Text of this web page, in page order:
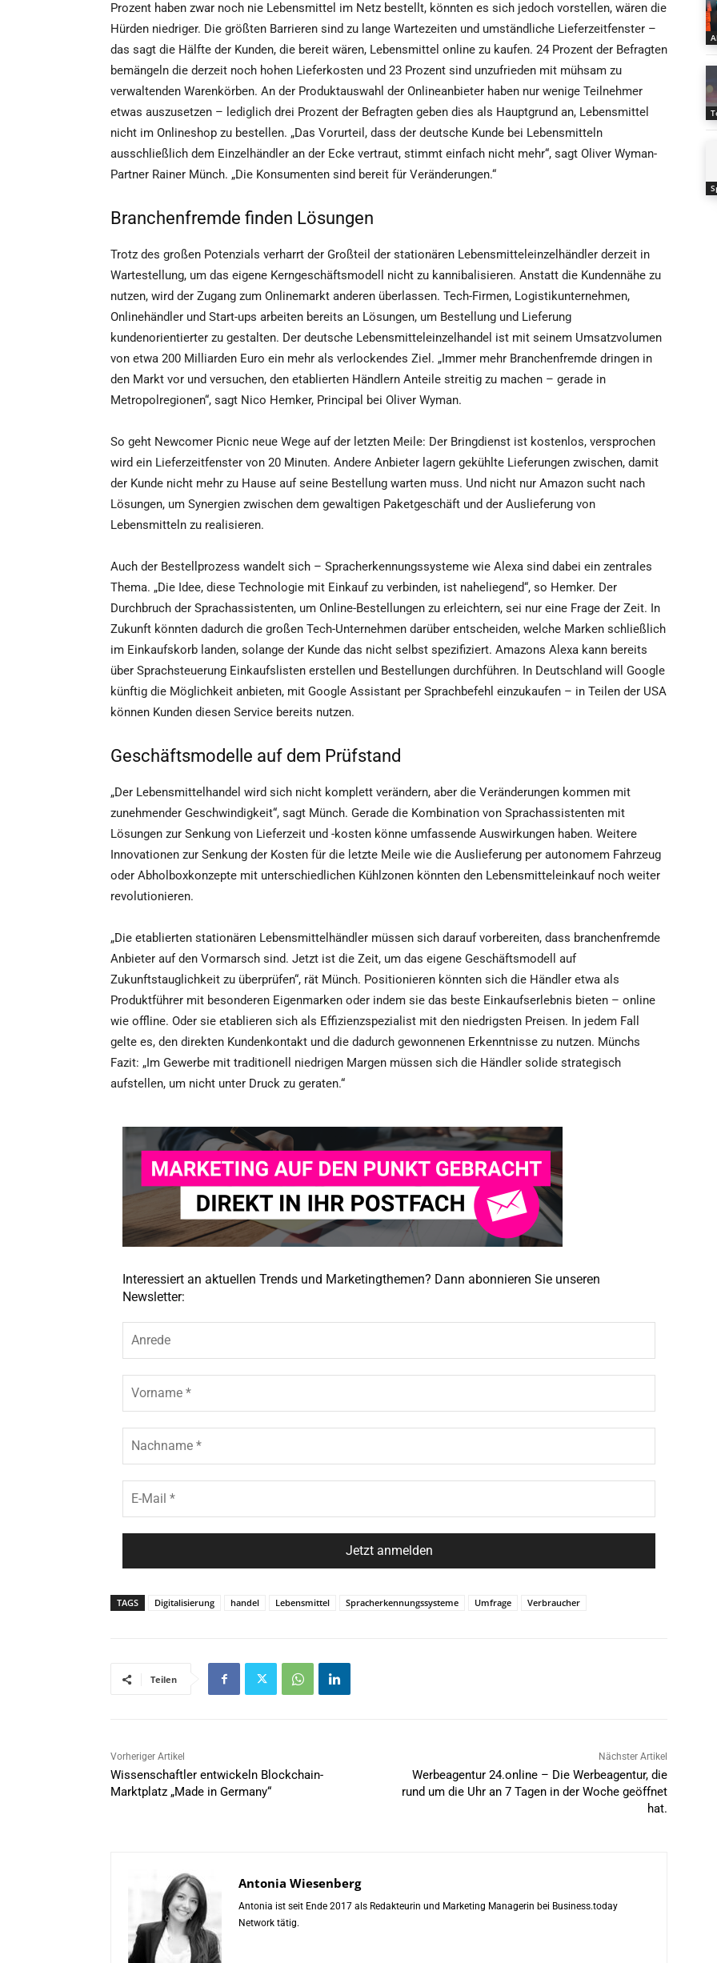
Prozent haben zwar noch nie Lebensmittel im Netz bestellt, könnten es sich jedoch vorstellen, wären die
Hürden niedriger. Die größten Barrieren sind zu lange Wartezeiten und umständliche Lieferzeitfenster –
das sagt die Hälfte der Kunden, die bereit wären, Lebensmittel online zu kaufen. 24 Prozent der Befragten
bemängeln die derzeit noch hohen Lieferkosten und 23 Prozent sind unzufrieden mit mühsam zu
verwaltenden Warenkörben. An der Produktauswahl der Onlineanbieter haben nur wenige Teilnehmer
etwas auszusetzen – lediglich drei Prozent der Befragten geben dies als Hauptgrund an, Lebensmittel
nicht im Onlineshop zu bestellen. „Das Vorurteil, dass der deutsche Kunde bei Lebensmitteln
ausschließlich dem Einzelhändler an der Ecke vertraut, stimmt einfach nicht mehr“, sagt Oliver Wyman-
Partner Rainer Münch. „Die Konsumenten sind bereit für Veränderungen.“
Branchenfremde finden Lösungen
Trotz des großen Potenzials verharrt der Großteil der stationären Lebensmitteleinzelhändler derzeit in
Wartestellung, um das eigene Kerngeschäftsmodell nicht zu kannibalisieren. Anstatt die Kundennähe zu
nutzen, wird der Zugang zum Onlinemarkt anderen überlassen. Tech-Firmen, Logistikunternehmen,
Onlinehändler und Start-ups arbeiten bereits an Lösungen, um Bestellung und Lieferung
kundenorientierter zu gestalten. Der deutsche Lebensmitteleinzelhandel ist mit seinem Umsatzvolumen
von etwa 200 Milliarden Euro ein mehr als verlockendes Ziel. „Immer mehr Branchenfremde dringen in
den Markt vor und versuchen, den etablierten Händlern Anteile streitig zu machen – gerade in
Metropolregionen“, sagt Nico Hemker, Principal bei Oliver Wyman.
So geht Newcomer Picnic neue Wege auf der letzten Meile: Der Bringdienst ist kostenlos, versprochen
wird ein Lieferzeitfenster von 20 Minuten. Andere Anbieter lagern gekühlte Lieferungen zwischen, damit
der Kunde nicht mehr zu Hause auf seine Bestellung warten muss. Und nicht nur Amazon sucht nach
Lösungen, um Synergien zwischen dem gewaltigen Paketgeschäft und der Auslieferung von
Lebensmitteln zu realisieren.
Auch der Bestellprozess wandelt sich – Spracherkennungssysteme wie Alexa sind dabei ein zentrales
Thema. „Die Idee, diese Technologie mit Einkauf zu verbinden, ist naheliegend“, so Hemker. Der
Durchbruch der Sprachassistenten, um Online-Bestellungen zu erleichtern, sei nur eine Frage der Zeit. In
Zukunft könnten dadurch die großen Tech-Unternehmen darüber entscheiden, welche Marken schließlich
im Einkaufskorb landen, solange der Kunde das nicht selbst spezifiziert. Amazons Alexa kann bereits
über Sprachsteuerung Einkaufslisten erstellen und Bestellungen durchführen. In Deutschland will Google
künftig die Möglichkeit anbieten, mit Google Assistant per Sprachbefehl einzukaufen – in Teilen der USA
können Kunden diesen Service bereits nutzen.
Geschäftsmodelle auf dem Prüfstand
„Der Lebensmittelhandel wird sich nicht komplett verändern, aber die Veränderungen kommen mit
zunehmender Geschwindigkeit“, sagt Münch. Gerade die Kombination von Sprachassistenten mit
Lösungen zur Senkung von Lieferzeit und -kosten könne umfassende Auswirkungen haben. Weitere
Innovationen zur Senkung der Kosten für die letzte Meile wie die Auslieferung per autonomem Fahrzeug
oder Abholboxkonzepte mit unterschiedlichen Kühlzonen könnten den Lebensmitteleinkauf noch weiter
revolutionieren.
„Die etablierten stationären Lebensmittelhändler müssen sich darauf vorbereiten, dass branchenfremde
Anbieter auf den Vormarsch sind. Jetzt ist die Zeit, um das eigene Geschäftsmodell auf
Zukunftstauglichkeit zu überprüfen“, rät Münch. Positionieren könnten sich die Händler etwa als
Produktführer mit besonderen Eigenmarken oder indem sie das beste Einkaufserlebnis bieten – online
wie offline. Oder sie etablieren sich als Effizienzspezialist mit den niedrigsten Preisen. In jedem Fall
gelte es, den direkten Kundenkontakt und die dadurch gewonnenen Erkenntnisse zu nutzen. Münchs
Fazit: „Im Gewerbe mit traditionell niedrigen Margen müssen sich die Händler solide strategisch
aufstellen, um nicht unter Druck zu geraten.“
Interessiert an aktuellen Trends und Marketingthemen? Dann abonnieren Sie unseren
Newsletter:
TAGS Digitalisierung handel Lebensmittel Spracherkennungssysteme Umfrage Verbraucher
Teilen
Vorheriger Artikel
Wissenschaftler entwickeln Blockchain-
Marktplatz „Made in Germany“
Nächster Artikel
Werbeagentur 24.online – Die Werbeagentur, die
rund um die Uhr an 7 Tagen in der Woche geöffnet
hat.
Antonia Wiesenberg
Antonia ist seit Ende 2017 als Redakteurin und Marketing Managerin bei Business.today
Network tätig.